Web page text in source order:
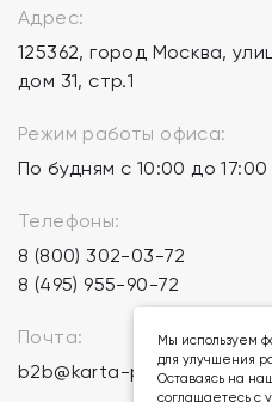
Адрес:
125362, город Москва,
дом 31, стр.1
Режим работы офиса:
По будням с 10:00 до 17:00
Телефоны:
8 (800) 302-03-72
8 (495) 955-90-72
Почта:
b2b@karta-podarkov.ru
Мы используем
для улучшения
Оставаясь на
соглашаетесь с